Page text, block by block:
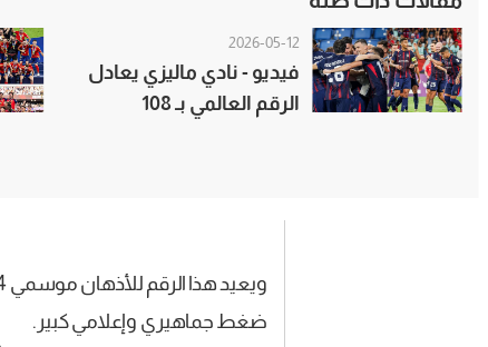
2026-05-12
فيديو - نادي ماليزي يعادل
الرقم العالمي بـ 108
ضغط جماهيري وإعلامي كبير.